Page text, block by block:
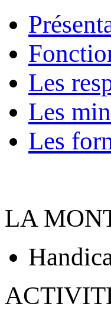
Les
Les
Les
LA